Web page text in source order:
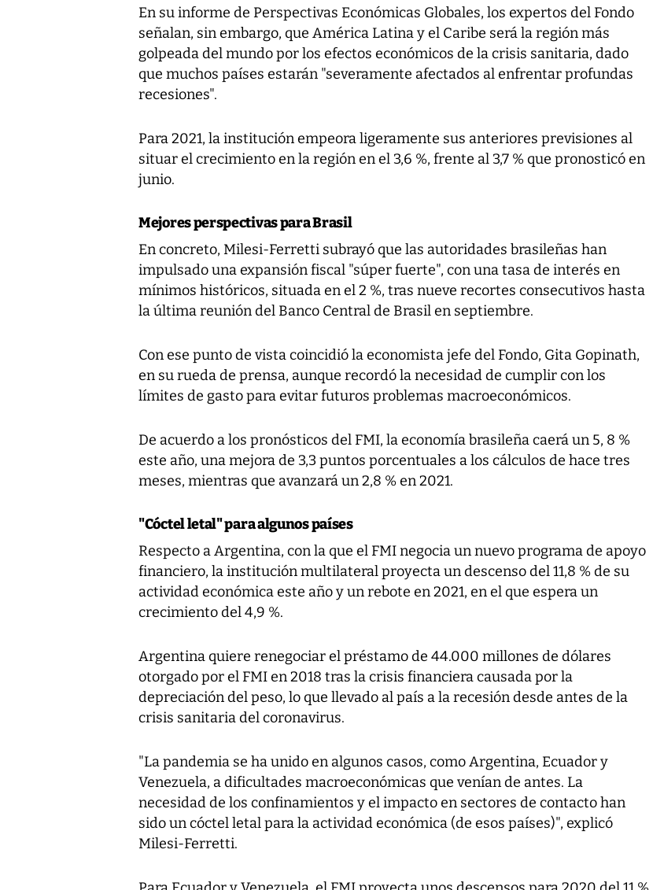
En su informe de Perspectivas Económicas Globales, los expertos del Fondo
señalan, sin embargo, que América Latina y el Caribe será la región más
golpeada del mundo por los efectos económicos de la crisis sanitaria, dado
que muchos países estarán "severamente afectados al enfrentar profundas
recesiones".
Para 2021, la institución empeora ligeramente sus anteriores previsiones al
situar el crecimiento en la región en el 3,6 %, frente al 3,7 % que pronosticó en
junio.
Mejores perspectivas para Brasil
En concreto, Milesi-Ferretti subrayó que las autoridades brasileñas han
impulsado una expansión fiscal "súper fuerte", con una tasa de interés en
mínimos históricos, situada en el 2 %, tras nueve recortes consecutivos hasta
la última reunión del Banco Central de Brasil en septiembre.
Con ese punto de vista coincidió la economista jefe del Fondo, Gita Gopinath,
en su rueda de prensa, aunque recordó la necesidad de cumplir con los
límites de gasto para evitar futuros problemas macroeconómicos.
De acuerdo a los pronósticos del FMI, la economía brasileña caerá un 5, 8 %
este año, una mejora de 3,3 puntos porcentuales a los cálculos de hace tres
meses, mientras que avanzará un 2,8 % en 2021.
"Cóctel letal" para algunos países
Respecto a Argentina, con la que el FMI negocia un nuevo programa de apoyo
financiero, la institución multilateral proyecta un descenso del 11,8 % de su
actividad económica este año y un rebote en 2021, en el que espera un
crecimiento del 4,9 %.
Argentina quiere renegociar el préstamo de 44.000 millones de dólares
otorgado por el FMI en 2018 tras la crisis financiera causada por la
depreciación del peso, lo que llevado al país a la recesión desde antes de la
crisis sanitaria del coronavirus.
"La pandemia se ha unido en algunos casos, como Argentina, Ecuador y
Venezuela, a dificultades macroeconómicas que venían de antes. La
necesidad de los confinamientos y el impacto en sectores de contacto han
sido un cóctel letal para la actividad económica (de esos países)", explicó
Milesi-Ferretti.